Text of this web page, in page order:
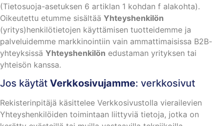
(Tietosuoja-asetuksen 6 artiklan 1 kohdan f alakohta).
Oikeutettu etumme sisältää Yhteyshenkilön
(yritys)henkilötietojen käyttämisen tuotteidemme ja
palveluidemme markkinointiin vain ammattimaisissa B2B-
yhteyksissä Yhteyshenkilön edustaman yrityksen tai
yhteisön kanssa.
Jos käytät Verkkosivujamme: verkkosivut
Rekisterinpitäjä käsittelee Verkkosivustolla vierailevien
Yhteyshenkilöiden toimintaan liittyviä tietoja, jotka on